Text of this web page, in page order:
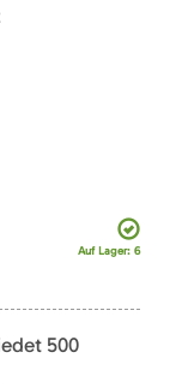
Auf Lager: 6
500